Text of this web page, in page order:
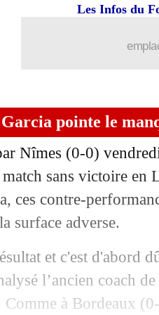
Les Infos du
pointe le
Nîmes (0-0)
sans victoire en
ces contre-
surface adverse.
et c'est d'abord
l’ancien coach
Comme à Bordeaux
avec Valence pour
valide l'idée d'un
Tuchel donne ses
ne compte pas sur
- "on me met la
encense le leader